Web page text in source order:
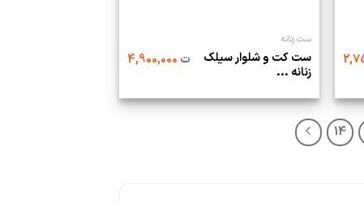
ست زنانه
ست کت و شلوار سیلک
زنانه ...
ت
14